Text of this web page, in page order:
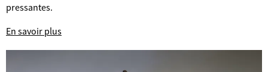
pressantes.
En savoir plus